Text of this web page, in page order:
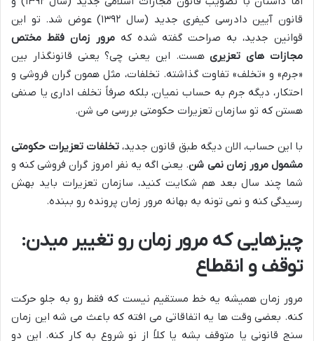
قانون آیین دادرسی کیفری جدید (سال ۱۳۹۲) عوض شد. تو این
قوانین جدید، به صراحت گفته شده کهمرور زمان فقط مختص
مجازات های تعزیریهست. این یعنی چی؟ یعنی قانونگذار بین
«جرم» و «تخلف» تفاوت گذاشته. تخلفات، مثل همون گران فروشی و
احتکار، دیگه جرم به حساب نمیان، بلکه صرفاً تخلف اداری یا صنفی
هستن که تو سازمان تعزیرات حکومتی بررسی می شن.
با این حساب، الان دیگه طبق قانون جدید، تخلفات تعزیرات حکومتی
مشمول مرور زمان نمی شن. یعنی اگه یه نفر امروز گران فروشی کنه و
شما چند سال بعد هم شکایت کنید، سازمان تعزیرات باید بهش
رسیدگی کنه و نمی تونه به بهانه مرور زمان پرونده رو ببنده.
چیزهایی که مرور زمان رو تغییر میدن:
توقف و انقطاع
مرور زمان همیشه یه خط مستقیم نیست که فقط رو به جلو حرکت
کنه. بعضی وقت ها یه اتفاقاتی می افته که باعث می شه این زمان
سنج قانونی یا متوقف بشه یا کلاً از نو شروع به کار کنه. این دو